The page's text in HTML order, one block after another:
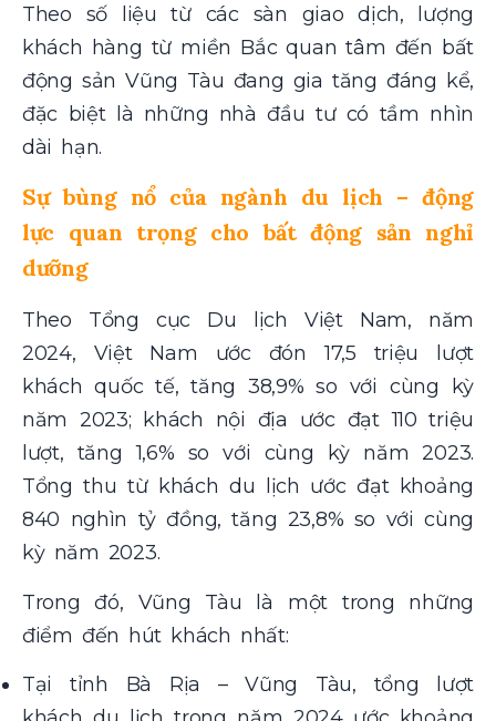
Theo số liệu từ các sàn giao dịch, lượng
khách hàng từ miền Bắc quan tâm đến bất
động sản Vũng Tàu đang gia tăng đáng kể,
đặc biệt là những nhà đầu tư có tầm nhìn
dài hạn.
Sự bùng nổ của ngành du lịch – động
lực quan trọng cho bất động sản nghỉ
dưỡng
Theo Tổng cục Du lịch Việt Nam, năm
2024, Việt Nam ước đón 17,5 triệu lượt
khách quốc tế, tăng 38,9% so với cùng kỳ
năm 2023; khách nội địa ước đạt 110 triệu
lượt, tăng 1,6% so với cùng kỳ năm 2023.
Tổng thu từ khách du lịch ước đạt khoảng
840 nghìn tỷ đồng, tăng 23,8% so với cùng
kỳ năm 2023.
Trong đó, Vũng Tàu là một trong những
điểm đến hút khách nhất:
Tại tỉnh Bà Rịa – Vũng Tàu, tổng lượt